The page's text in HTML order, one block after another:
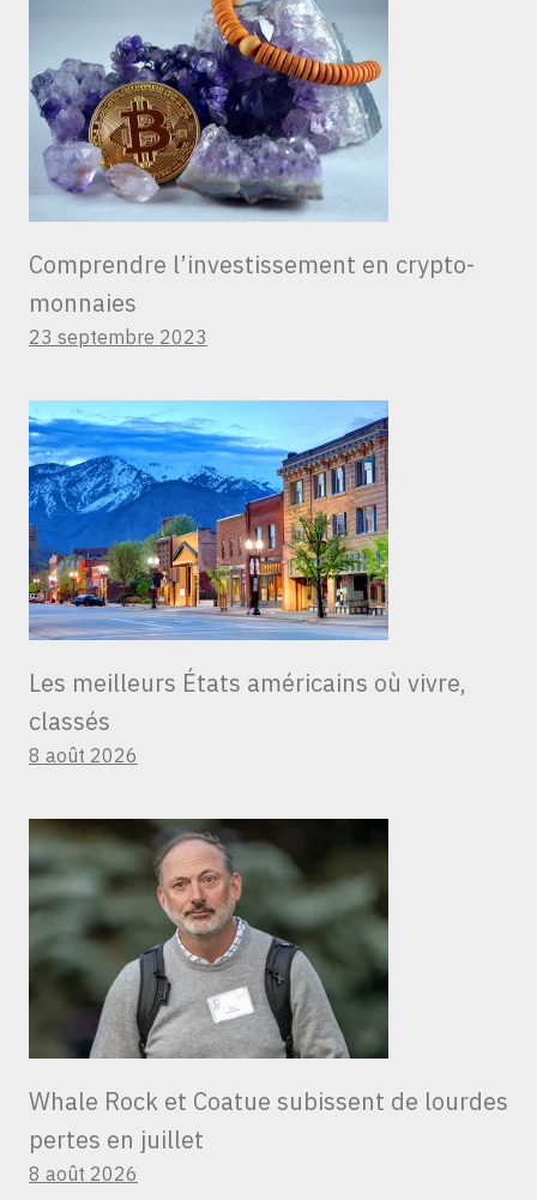
Comprendre l’investissement en crypto-
monnaies
23 septembre 2023
Les meilleurs États américains où vivre,
classés
8 août 2026
Whale Rock et Coatue subissent de lourdes
pertes en juillet
8 août 2026